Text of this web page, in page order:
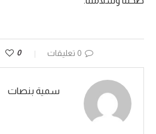
0 تعليقات 0
سمية بنصات